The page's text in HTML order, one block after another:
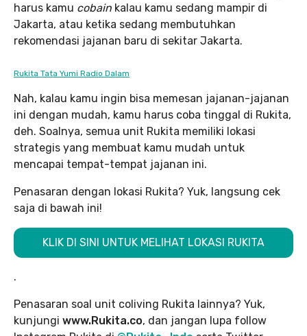
harus kamu cobain kalau kamu sedang mampir di
Jakarta, atau ketika sedang membutuhkan
rekomendasi jajanan baru di sekitar Jakarta.
Rukita Tata Yumi Radio Dalam
Nah, kalau kamu ingin bisa memesan jajanan-jajanan
ini dengan mudah, kamu harus coba tinggal di Rukita,
deh. Soalnya, semua unit Rukita memiliki lokasi
strategis yang membuat kamu mudah untuk
mencapai tempat-tempat jajanan ini.
Penasaran dengan lokasi Rukita? Yuk, langsung cek
saja di bawah ini!
KLIK DI SINI UNTUK MELIHAT LOKASI RUKITA
.
Penasaran soal unit coliving Rukita lainnya? Yuk,
kunjungi www.Rukita.co, dan jangan lupa follow